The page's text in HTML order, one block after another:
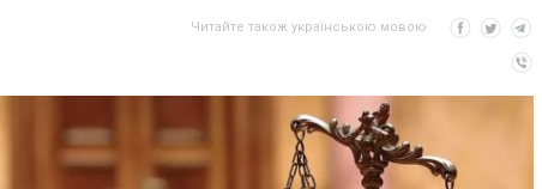
Читайте також українською мовою